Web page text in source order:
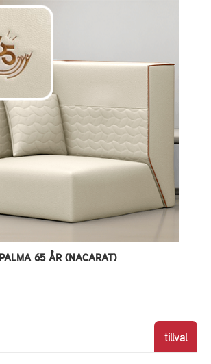
PALMA 65 ÅR (NACARAT)
tillval